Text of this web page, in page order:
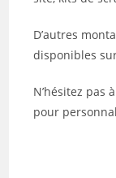
D’autres
disponibles
N’hésitez pas
pour